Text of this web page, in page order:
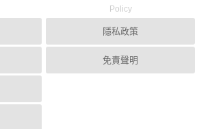
Policy
隱私政策
免責聲明